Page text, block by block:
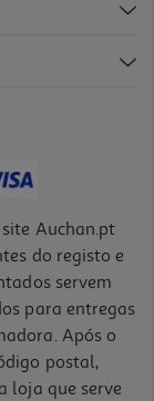
Auchan.pt
do registo e
servem
para entregas
Após o
postal,
loja que serve